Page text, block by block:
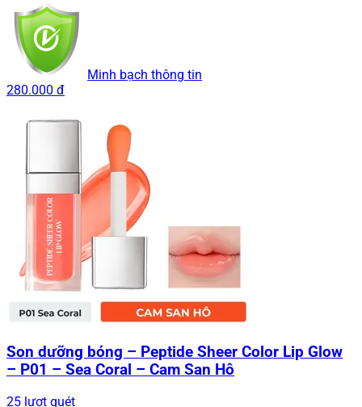
Minh bạch thông tin
280.000 đ
Son dưỡng bóng – Peptide Sheer Color Lip Glow
– P01 – Sea Coral – Cam San Hô
25 lượt quét